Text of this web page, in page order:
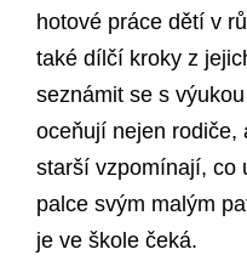
hotové práce dětí v
také dílčí kroky z
seznámit se s
oceňují nejen rodiče,
starší vzpomínají, co
palce svým malým
je ve škole čeká.